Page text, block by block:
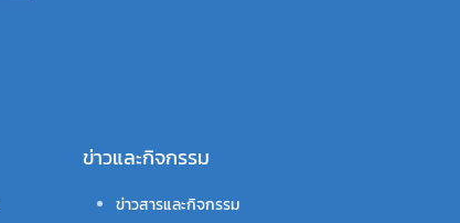
ข่าวและกิจกรรม
ข่าวสารและกิจกรรม